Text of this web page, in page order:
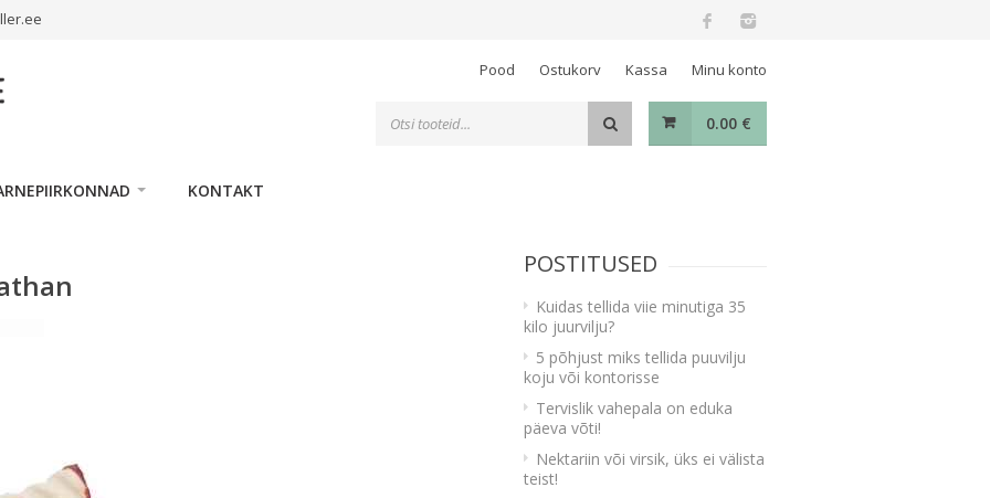
Pood Ostukorv Kassa Minu konto
0.00 €
KONTAKT
POSTITUSED
Kuidas tellida viie minutiga 35
kilo juurvilju?
5 põhjust miks tellida puuvilju
koju või kontorisse
Tervislik vahepala on eduka
päeva võti!
Nektariin või virsik, üks ei välista
teist!